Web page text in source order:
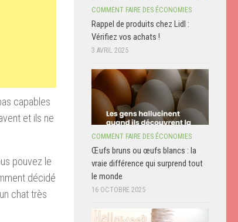
capables
et ils ne
pouvez le
décidé
chat très
COMMENT FAIRE DES ÉCONOMIES
Rappel de produits chez Lidl :
Vérifiez vos achats !
3 AVRIL 2025
COMMENT FAIRE DES ÉCONOMIES
Œufs bruns ou œufs blancs : la
vraie différence qui surprend tout
le monde
16 OCTOBRE 2025